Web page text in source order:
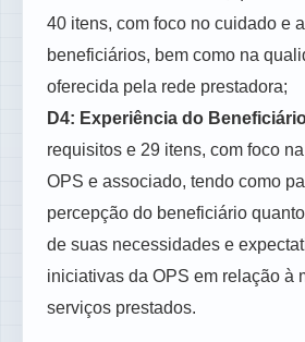
40 itens, com foco no cuidado e
beneficiários, bem como na
oferecida pela rede prestadora;
D4: Experiência do
requisitos e 29 itens, com foco
OPS e associado, tendo como
percepção do beneficiário
de suas necessidades e
iniciativas da OPS em relação à
serviços prestados.